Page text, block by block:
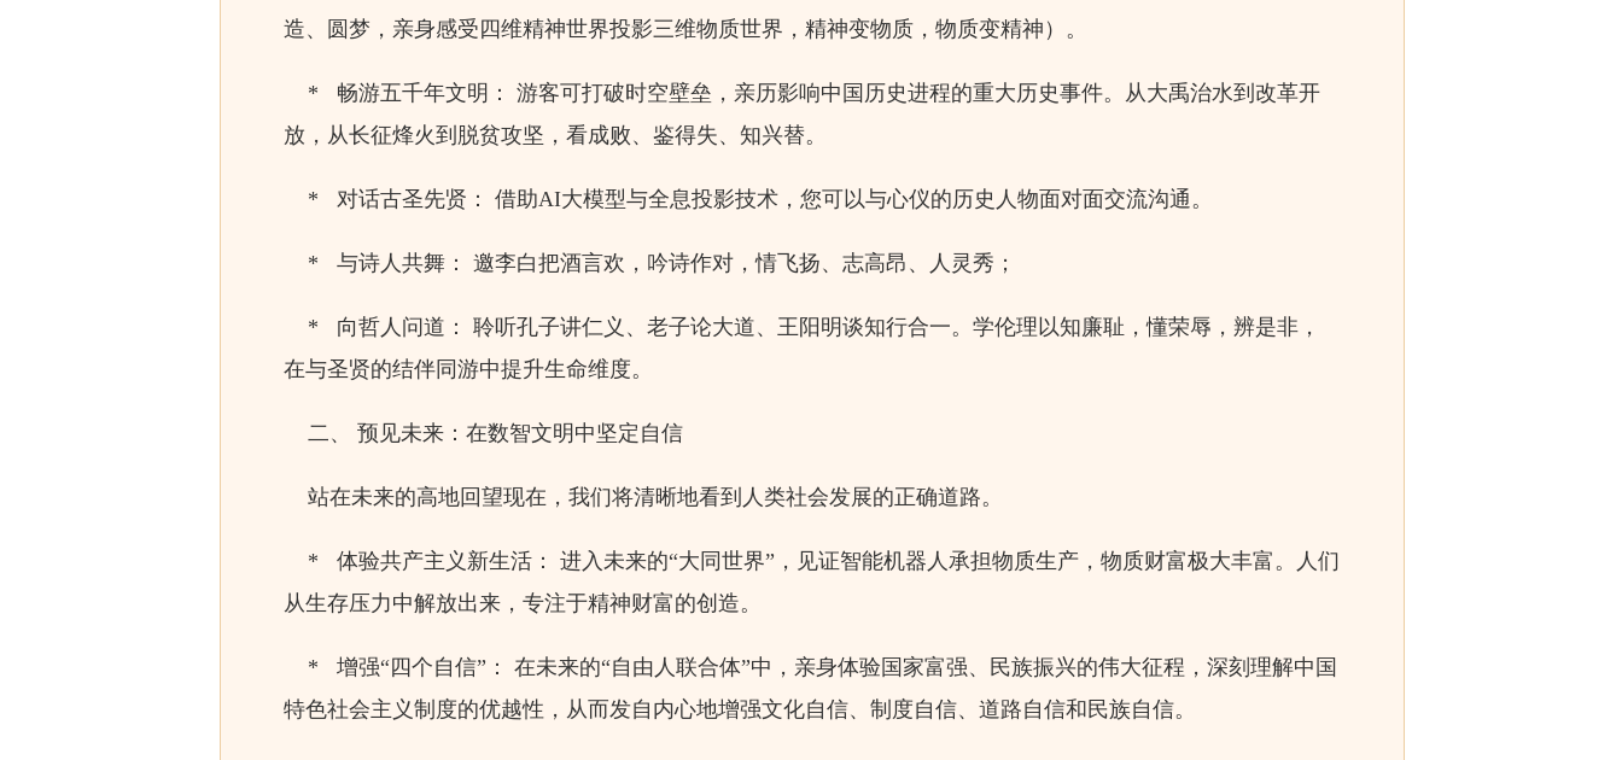
造、圆梦，亲身感受四维精神世界投影三维物质世界，精神变物质，物质变精神）。
* 畅游五千年文明： 游客可打破时空壁垒，亲历影响中国历史进程的重大历史事件。从大禹治水到改革开
放，从长征烽火到脱贫攻坚，看成败、鉴得失、知兴替。
* 对话古圣先贤： 借助AI大模型与全息投影技术，您可以与心仪的历史人物面对面交流沟通。
* 与诗人共舞： 邀李白把酒言欢，吟诗作对，情飞扬、志高昂、人灵秀；
* 向哲人问道： 聆听孔子讲仁义、老子论大道、王阳明谈知行合一。学伦理以知廉耻，懂荣辱，辨是非，
在与圣贤的结伴同游中提升生命维度。
二、 预见未来：在数智文明中坚定自信
站在未来的高地回望现在，我们将清晰地看到人类社会发展的正确道路。
* 体验共产主义新生活： 进入未来的“大同世界”，见证智能机器人承担物质生产，物质财富极大丰富。人们
从生存压力中解放出来，专注于精神财富的创造。
* 增强“四个自信”： 在未来的“自由人联合体”中，亲身体验国家富强、民族振兴的伟大征程，深刻理解中国
特色社会主义制度的优越性，从而发自内心地增强文化自信、制度自信、道路自信和民族自信。